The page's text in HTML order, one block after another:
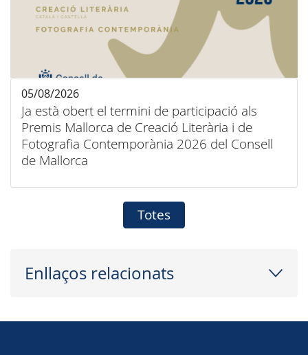
Ja està obert el termini de participació als
Premis Mallorca de Creació Literària i de
Fotografia Contemporània 2026 del Consell
de Mallorca
05/08/2026
Totes
Enllaços relacionats